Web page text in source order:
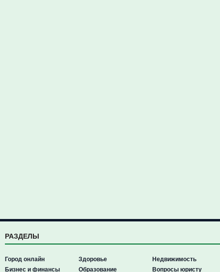
РАЗДЕЛЫ
Город онлайн
Бизнес и финансы
Здоровье
Образование
Недвижимость
Вопросы юристу